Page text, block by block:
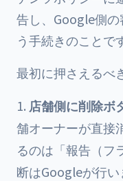
告し、Google側
う手続きのことで
最初に押さえるべ
店舗側に削除ボ
舗オーナーが直接
るのは「報告（フ
断はGoogleが行い